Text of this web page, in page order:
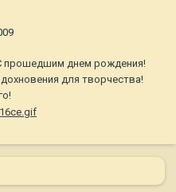
прошедшим днем рождения!
для творчества!